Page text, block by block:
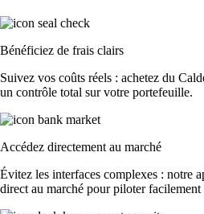
Bénéficiez de frais clairs
Suivez vos coûts réels : achetez du
un contrôle total sur votre portefeuille.
Accédez directement au marché
Évitez les interfaces complexes : notre
direct au marché pour piloter facilement